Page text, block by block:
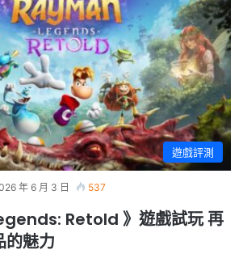
遊戲評測
年 6 月 3 日 537
Retold 》遊戲試玩 再
的魅力